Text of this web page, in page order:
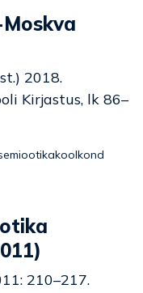
2018.
Kirjastus, lk 86–
210–217.